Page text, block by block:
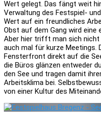
Wert gelegt. Das fängt weit
Verwaltung des Festspiel-
Wert auf ein freundliches
Obst auf dem Gang wird eine
Aber hier trifft man sich nicht
auch mal für kurze Meetings.
Fensterfront direkt auf die
die Büros glänzen entweder
den See und tragen damit
Arbeitsklima bei.
von einer Kultur des